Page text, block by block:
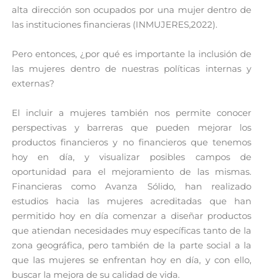
alta dirección son ocupados por una mujer dentro de
las instituciones financieras (INMUJERES,2022).
Pero entonces, ¿por qué es importante la inclusión de
las mujeres dentro de nuestras políticas internas y
externas?
El incluir a mujeres también nos permite conocer
perspectivas y barreras que pueden mejorar los
productos financieros y no financieros que tenemos
hoy en día, y visualizar posibles campos de
oportunidad para el mejoramiento de las mismas.
Financieras como Avanza Sólido, han realizado
estudios hacia las mujeres acreditadas que han
permitido hoy en día comenzar a diseñar productos
que atiendan necesidades muy específicas tanto de la
zona geográfica, pero también de la parte social a la
que las mujeres se enfrentan hoy en día, y con ello,
buscar la mejora de su calidad de vida.